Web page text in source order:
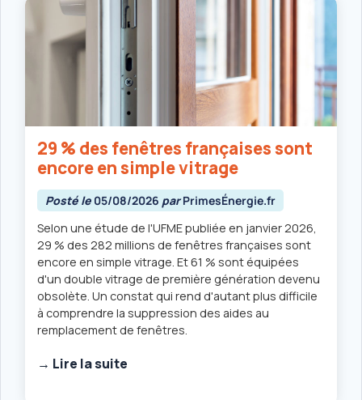
29 % des fenêtres françaises sont
encore en simple vitrage
Posté le 05/08/2026 parPrimesÉnergie.fr
Selon une étude de l'UFME publiée en janvier 2026,
29 % des 282 millions de fenêtres françaises sont
encore en simple vitrage. Et 61 % sont équipées
d'un double vitrage de première génération devenu
obsolète. Un constat qui rend d'autant plus difficile
à comprendre la suppression des aides au
remplacement de fenêtres.
→ Lire la suite